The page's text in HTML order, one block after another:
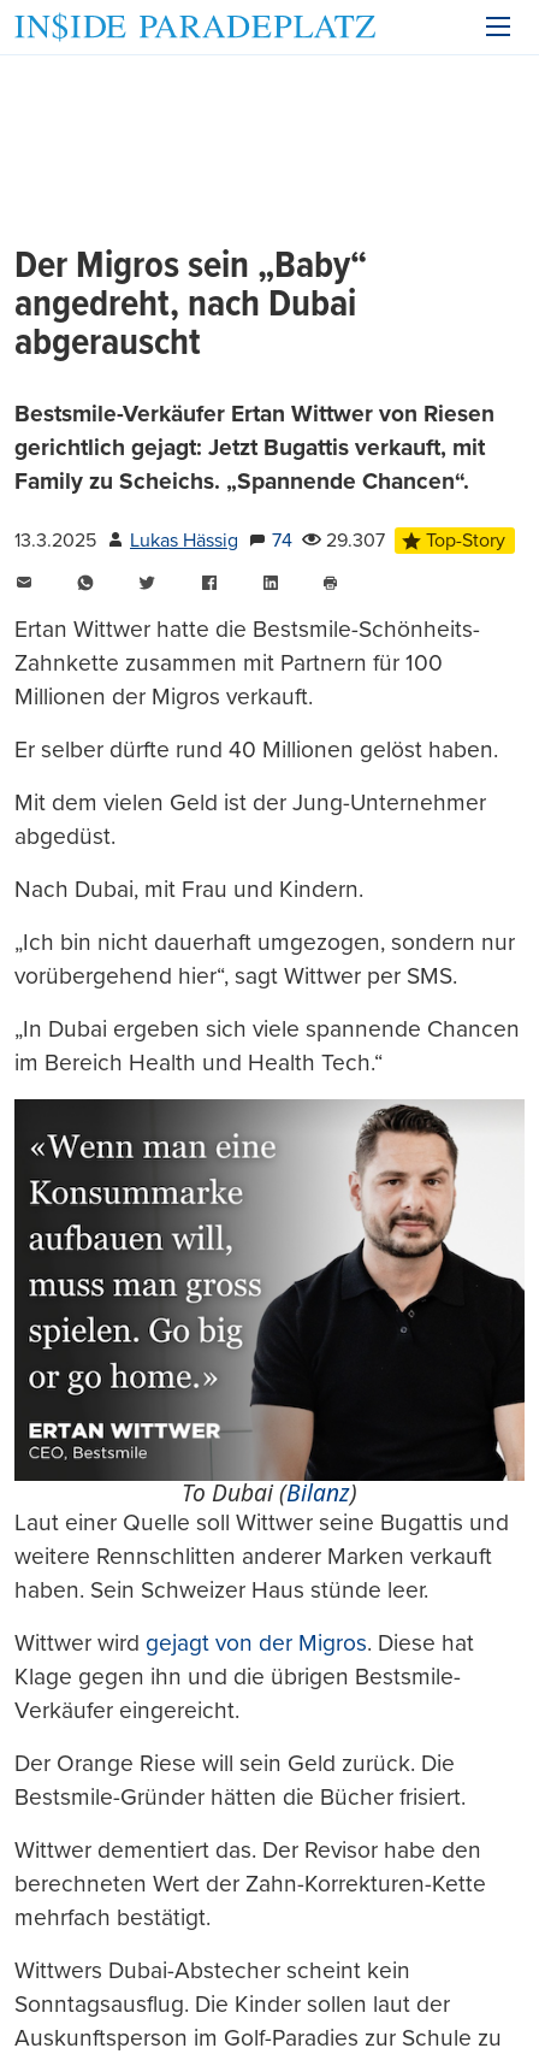
Der Migros sein „Baby“
angedreht, nach Dubai
abgerauscht
Bestsmile-Verkäufer Ertan Wittwer von Riesen
gerichtlich gejagt: Jetzt Bugattis verkauft, mit
Family zu Scheichs. „Spannende Chancen“.
13.3.2025 Lukas Hässig 74 29.307
Top-Story
WhatsAppTwitter FacebookLinkedIn
drucken
Ertan Wittwer hatte die Bestsmile-Schönheits-
Zahnkette zusammen mit Partnern für 100
Millionen der Migros verkauft.
Er selber dürfte rund 40 Millionen gelöst haben.
Mit dem vielen Geld ist der Jung-Unternehmer
abgedüst.
Nach Dubai, mit Frau und Kindern.
„Ich bin nicht dauerhaft umgezogen, sondern nur
vorübergehend hier“, sagt Wittwer per SMS.
„In Dubai ergeben sich viele spannende Chancen
im Bereich Health und Health Tech.“
To Dubai (Bilanz)
Laut einer Quelle soll Wittwer seine Bugattis und
weitere Rennschlitten anderer Marken verkauft
haben. Sein Schweizer Haus stünde leer.
Wittwer wird gejagt von der Migros. Diese hat
Klage gegen ihn und die übrigen Bestsmile-
Verkäufer eingereicht.
Der Orange Riese will sein Geld zurück. Die
Bestsmile-Gründer hätten die Bücher frisiert.
Wittwer dementiert das. Der Revisor habe den
berechneten Wert der Zahn-Korrekturen-Kette
mehrfach bestätigt.
Wittwers Dubai-Abstecher scheint kein
Sonntagsausflug. Die Kinder sollen laut der
Auskunftsperson im Golf-Paradies zur Schule zu